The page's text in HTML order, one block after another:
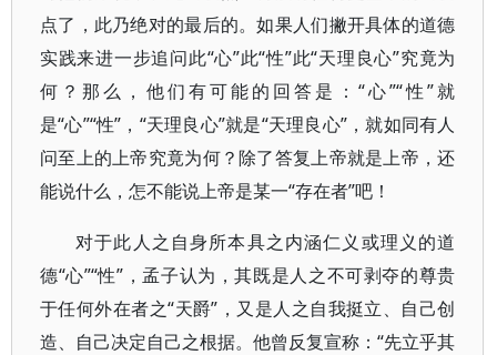
点了，此乃绝对的最后的。如果人们撇开具体的道德
实践来进一步追问此“心”此“性”此“天理良心”究竟为
何？那么，他们有可能的回答是：“心”“性”就
是“心”“性”，“天理良心”就是“天理良心”，就如同有人
问至上的上帝究竟为何？除了答复上帝就是上帝，还
能说什么，怎不能说上帝是某一“存在者”吧！
对于此人之自身所本具之内涵仁义或理义的道
德“心”“性”，孟子认为，其既是人之不可剥夺的尊贵
于任何外在者之“天爵”，又是人之自我挺立、自己创
造、自己决定自己之根据。他曾反复宣称：“先立乎其